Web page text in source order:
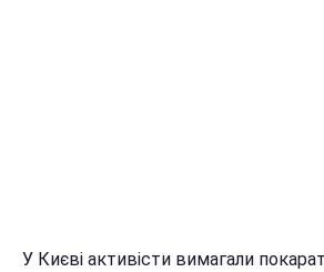
У Києві активісти вимагали